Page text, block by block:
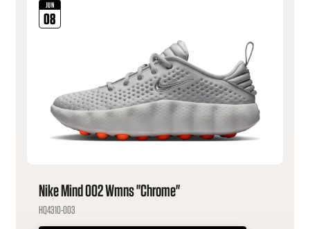
JUN
08
Nike Mind 002 Wmns "Chrome"
HQ4310-003